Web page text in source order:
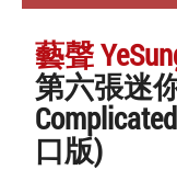
藝聲
第六張迷
口版)